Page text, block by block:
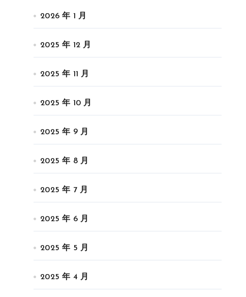
2026 年 1 月
2025 年 12 月
2025 年 11 月
2025 年 10 月
2025 年 9 月
2025 年 8 月
2025 年 7 月
2025 年 6 月
2025 年 5 月
2025 年 4 月